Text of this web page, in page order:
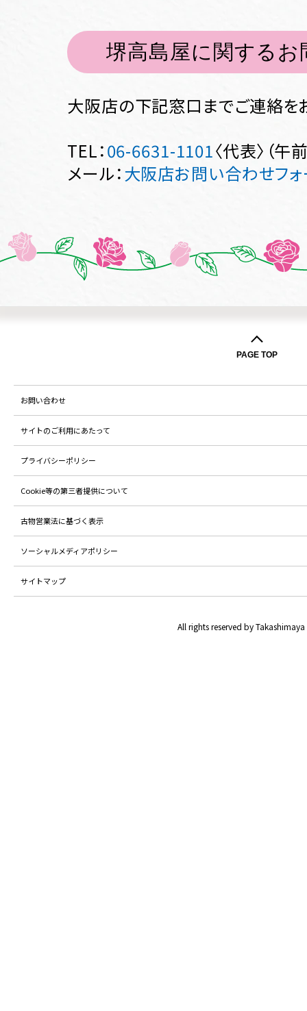
堺高島屋に関するお
大阪店の下記窓口までご連絡を
TEL：06-6631-1101〈代表〉（
メール：大阪店お問い合わせフ
PAGE TOP
お問い合わせ
サイトのご利用にあたって
プライバシーポリシー
Cookie等の第三者提供について
古物営業法に基づく表示
ソーシャルメディアポリシー
サイトマップ
All rights reserved by